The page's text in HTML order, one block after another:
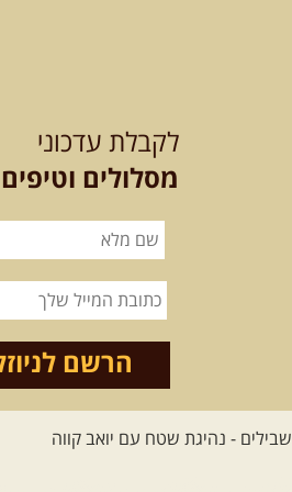
האם אתם מחפשים חוויה מיוחדת
בטבע? מחפשים חוויה שתעניק לכם ...
שישי- ממרומי
הגליל העליון למורדות הירדן
נצא מג'ש שבמורדות הר מירון, נמשיך
לאורך נחל דישון ונעצור ...[המשך]
לכל הטיולים
לקבלת עדכוני
מסלולים
הרשם